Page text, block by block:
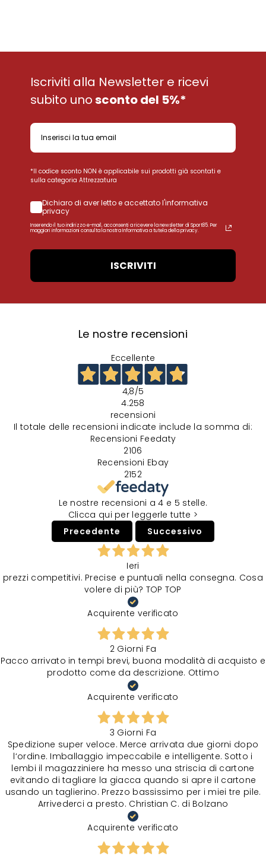
Iscriviti alla Newsletter e ricevi
subito unosconto del 5%*
*Il codice sconto NON è applicabile sui prodotti già scontati e
sulla categoria Attrezzatura
Dichiaro di aver letto e accettato l'informativa
privacy
Inserendo il tuo indirizzo e-mail, acconsenti a ricevere la newsletter di Sport85. Per
maggiori informazioni consulta la nostra Informativa a tutela della privacy.
ISCRIVITI
Le nostre recensioni
Eccellente
4,8/5
4.258
recensioni
Il totale delle recensioni indicate include la somma di:
Recensioni Feedaty
2106
Recensioni Ebay
2152
Le nostre recensioni a 4 e 5 stelle.
Clicca qui per leggerle tutte >
Precedente
Successivo
Ieri
prezzi competitivi. Precise e puntuali nella consegna. Cosa
volere di più? TOP TOP
Acquirente verificato
2 Giorni Fa
Pacco arrivato in tempi brevi, buona modalità di acquisto e
prodotto come da descrizione. Ottimo
Acquirente verificato
3 Giorni Fa
Spedizione super veloce. Merce arrivata due giorni dopo
l‘ordine. Imballaggio impeccabile e intelligente. Sotto i
lembi il magazziniere ha messo una striscia di cartone
evitando di tagliare la giacca quando si apre il cartone
usando un taglierino. Prezzo bassissimo per i miei tre pile.
Arrivederci a presto. Christian C. di Bolzano
Acquirente verificato